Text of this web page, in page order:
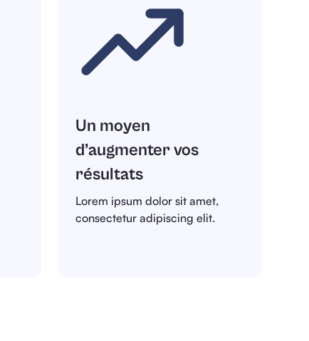
Un moyen
d’augmenter vos
résultats
Lorem ipsum dolor sit amet,
consectetur adipiscing elit.